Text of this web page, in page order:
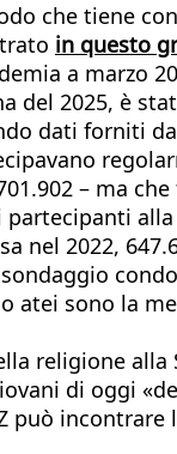
che tiene
in questo
a marzo
del 2025, è
dati forniti
– ma
nel 2022,
atei sono la
religione
di oggi